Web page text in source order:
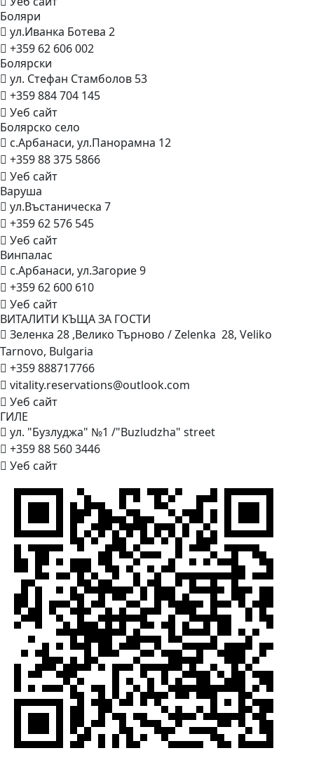
Боляри
ул.Иванка Ботева 2
+359 62 606 002
Болярски
ул. Стефан Стамболов 53
+359 884 704 145
Уеб сайт
Болярско село
с.Арбанаси, ул.Панорамна 12
+359 88 375 5866
Уеб сайт
Варуша
ул.Въстаническа 7
+359 62 576 545
Уеб сайт
Винпалас
с.Арбанаси, ул.Загорие 9
+359 62 600 610
Уеб сайт
ВИТАЛИТИ КЪЩА ЗА ГОСТИ
Зеленка 28 ,Велико Търново / Zelenka 28, Veliko
Tarnovo, Bulgaria
+359 888717766
vitality.reservations@outlook.com
Уеб сайт
ГИЛЕ
ул. "Бузлуджа" №1 /"Buzludzha" street
+359 88 560 3446
Уеб сайт